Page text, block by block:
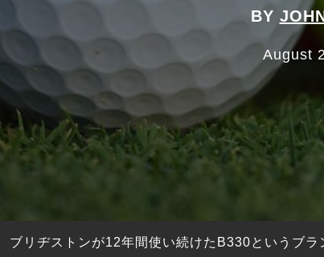
BY
August
ブリヂストンが12年間使い続けたB330というブ